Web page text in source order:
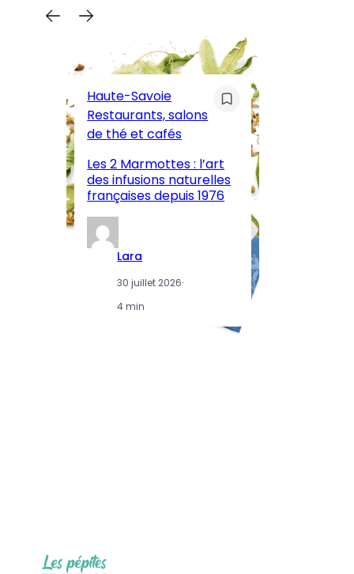
Haute-Savoie
Restaurants, salons
de thé et cafés
Les 2 Marmottes : l’art
des infusions naturelles
françaises depuis 1976
Lara
30 juillet 2026·
4 min